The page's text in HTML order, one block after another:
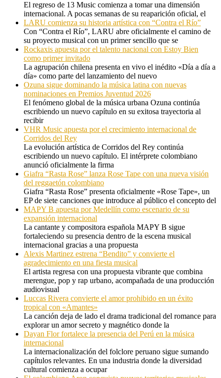
El regreso de 13 Music comienza a tomar una dimensión
internacional. A pocas semanas de su reaparición oficial, el
LARU comienza su historia artística con “Contra el Río”
Con “Contra el Río”, LARU abre oficialmente el camino de
su proyecto musical con un primer sencillo que se
Rockaxis apuesta por el talento nacional con Estoy Bien
como primer invitado
La agrupación chilena presenta en vivo el inédito «Día a día a
día» como parte del lanzamiento del nuevo
Ozuna sigue dominando la música latina con nuevas
nominaciones en Premios Juventud 2026
El fenómeno global de la música urbana Ozuna continúa
escribiendo un nuevo capítulo en su exitosa trayectoria al
recibir
VHR Music apuesta por el crecimiento internacional de
Corridos del Rey
La evolución artística de Corridos del Rey continúa
escribiendo un nuevo capítulo. El intérprete colombiano
anunció oficialmente la firma
Giafra “Rasta Rose” lanza Rose Tape con una nueva visión
del reggaetón colombiano
Giafra “Rasta Rose” presenta oficialmente «Rose Tape», un
EP de siete canciones que introduce al público el concepto del
MAPY B apuesta por Medellín como escenario de su
expansión internacional
La cantante y compositora española MAPY B sigue
fortaleciendo su presencia dentro de la escena musical
internacional gracias a una propuesta
Alexis Martinez estrena “Bendito” y convierte el
agradecimiento en una fiesta musical
El artista regresa con una propuesta vibrante que combina
merengue, pop y rap urbano, acompañada de una producción
audiovisual
Luccas Rivera convierte el amor prohibido en un éxito
tropical con «Amantes»
La canción deja de lado el drama tradicional del romance para
explorar un amor secreto y magnético donde la
Dayan Flor fortalece la presencia del Perú en la música
internacional
La internacionalización del folclore peruano sigue sumando
capítulos relevantes. En una industria donde la diversidad
cultural comienza a ocupar